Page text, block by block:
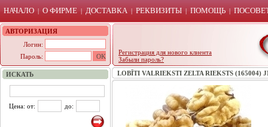
НАЧАЛО | О ФИРМЕ | ДОСТАВКА | РЕКВИЗИТЫ | ПОМОЩЬ |
АВТОРИЗАЦИЯ
Логин:
Пароль:
Регистрация для нового клиента
Забыли пароль?
ИСКАТЬ
Цена: от: до:
LOBĪTI VALRIEKSTI ZELTA RIEKSTS (165004)